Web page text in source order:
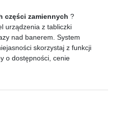
części zamiennych ?
urządzenia z tabliczki
nad banerem. System
skorzystaj z funkcji
o dostępności, cenie